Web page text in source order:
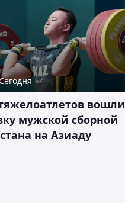
вошли
мужской сборной
на Азиаду